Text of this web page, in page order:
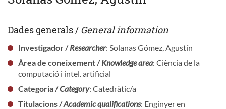
Dades generals / General information
Investigador /Researcher: Solanas Gómez, Agustín
Àrea de coneixement /Knowledge area: Ciència de la
computació i intel. artificial
Categoria /Category: Catedràtic/a
Titulacions /Academic qualifications: Enginyer en